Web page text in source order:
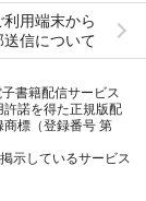
用端末から
信について
書籍配信サービス
諾を得た正規版配
標（登録番号 第
示しているサービス